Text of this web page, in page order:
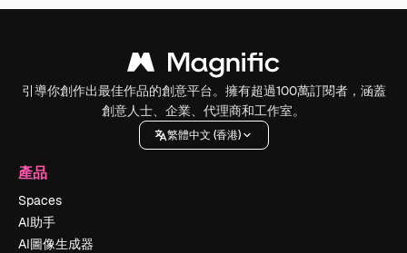
引導你創作出最佳作品的創意平台。擁有超過100萬訂閱者，涵蓋
創意人士、企業、代理商和工作室。
繁體中文 (香港)
產品
Spaces
AI助手
AI圖像生成器